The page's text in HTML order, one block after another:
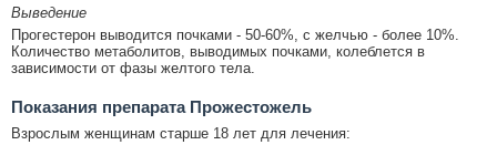
Выведение
Прогестерон выводится почками - 50-60%, с желчью - более 10%.
Количество метаболитов, выводимых почками, колеблется в
зависимости от фазы желтого тела.
Показания препарата Прожестожель
Взрослым женщинам старше 18 лет для лечения: